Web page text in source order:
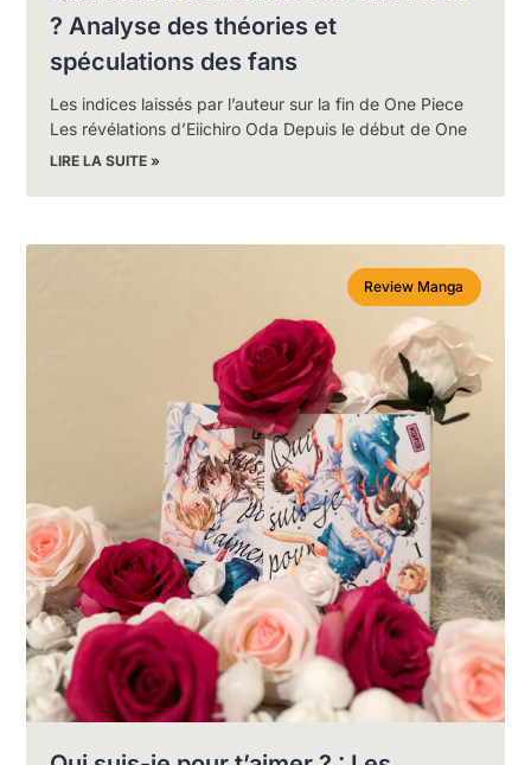
? Analyse des théories et
spéculations des fans
Les indices laissés par l’auteur sur la fin de One Piece
Les révélations d’Eiichiro Oda Depuis le début de One
LIRE LA SUITE »
Review Manga